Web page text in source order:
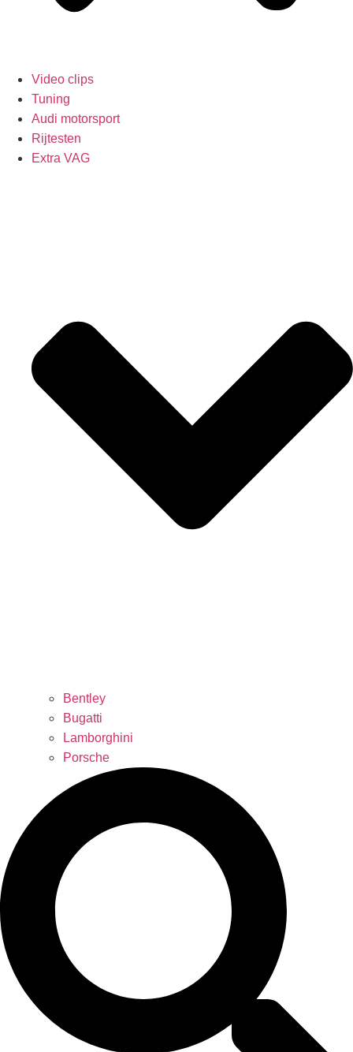
Video clips
Tuning
Audi motorsport
Rijtesten
Extra VAG
Bentley
Bugatti
Lamborghini
Porsche